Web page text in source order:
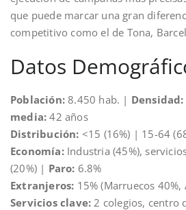
que puede marcar una gran
competitivo como el de Tona,
Datos
Población: 8.450 hab. | Densidad:
media: 42 años
Distribución: <15 (16%) | 15-64
Economía:Industria (45%),
(20%) | Paro: 6.8%
Extranjeros: 15% (Marruecos
Servicios clave: 2 colegios, centro